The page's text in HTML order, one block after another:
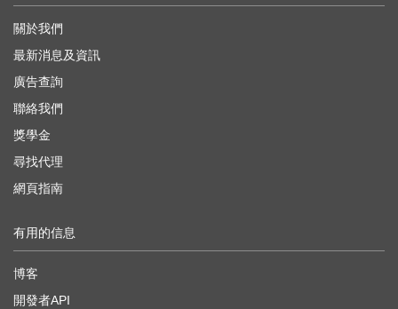
關於我們
最新消息及資訊
廣告查詢
聯絡我們
獎學金
尋找代理
網頁指南
有用的信息
博客
開發者API